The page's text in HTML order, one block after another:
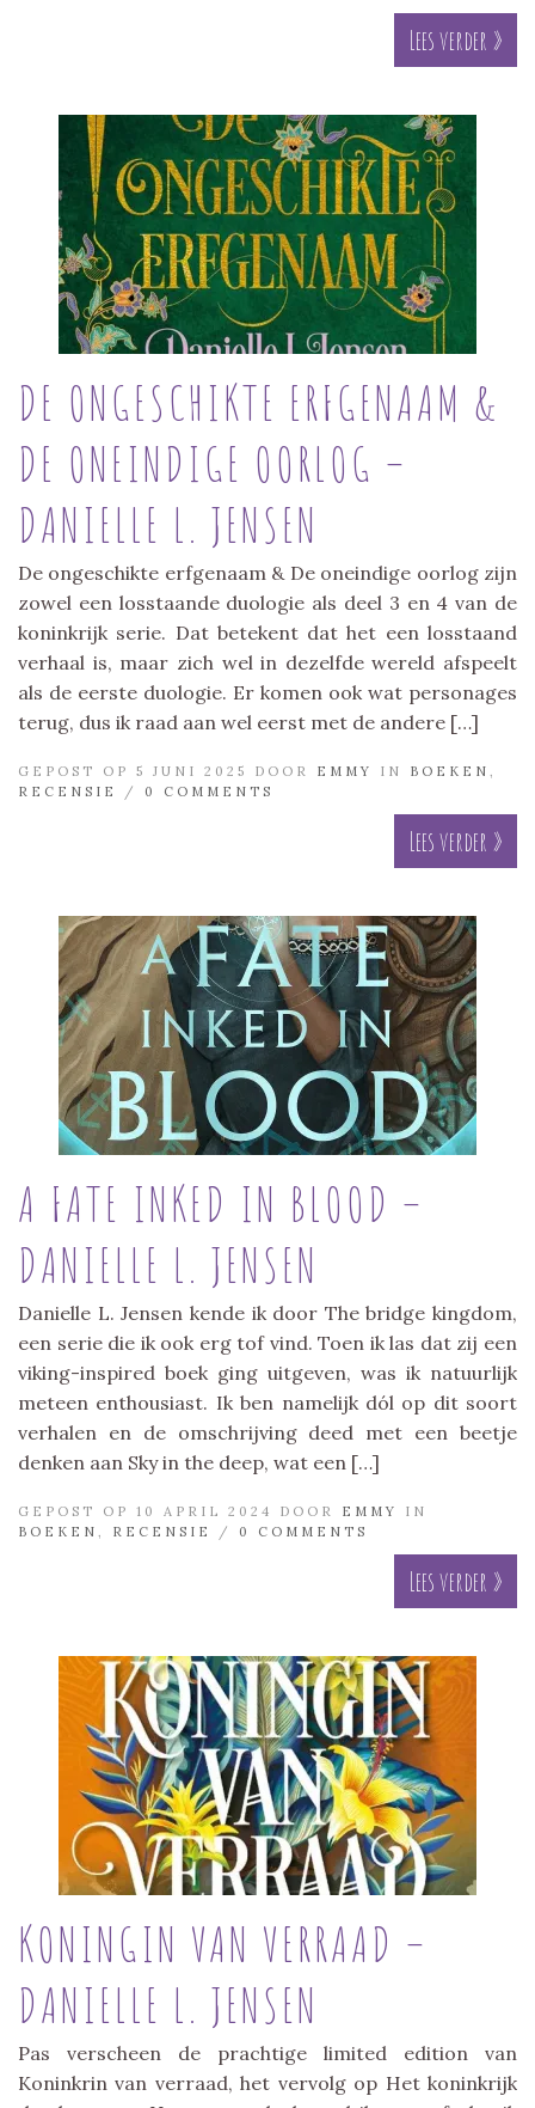
Lees verder »
DE ONGESCHIKTE ERFGENAAM &
DE ONEINDIGE OORLOG –
DANIELLE L. JENSEN
De ongeschikte erfgenaam & De oneindige oorlog zijn
zowel een losstaande duologie als deel 3 en 4 van de
koninkrijk serie. Dat betekent dat het een losstaand
verhaal is, maar zich wel in dezelfde wereld afspeelt
als de eerste duologie. Er komen ook wat personages
terug, dus ik raad aan wel eerst met de andere […]
GEPOST OP 5 JUNI 2025 DOOR EMMY IN BOEKEN
RECENSIE
/ 0 COMMENTS
Lees verder »
A FATE INKED IN BLOOD –
DANIELLE L. JENSEN
Danielle L. Jensen kende ik door The bridge kingdom,
een serie die ik ook erg tof vind. Toen ik las dat zij een
viking-inspired boek ging uitgeven, was ik natuurlijk
meteen enthousiast. Ik ben namelijk dól op dit soort
verhalen en de omschrijving deed met een beetje
denken aan Sky in the deep, wat een […]
GEPOST OP 10 APRIL 2024 DOOR EMMY
IN
BOEKEN
RECENSIE / 0 COMMENTS
Lees verder »
KONINGIN VAN VERRAAD –
DANIELLE L. JENSEN
Pas verscheen de prachtige limited edition van
Koninkrin van verraad, het vervolg op Het koninkrijk